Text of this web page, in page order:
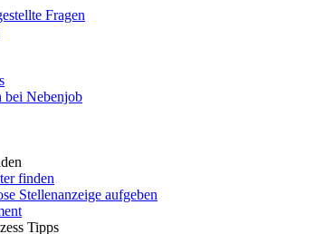
Fragen
bei Nebenjob
finden
Stellenanzeige aufgeben
Tipps